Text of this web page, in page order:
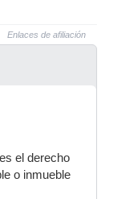
Enlaces de afiliación
el derecho
o inmueble